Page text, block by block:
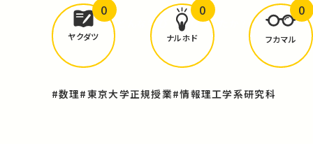
どんな学びがありましたか？
ヤクダツ
0
ナルホド
0
フカマル
0
#数理#東京大学正規授業#情報理工学系研究科